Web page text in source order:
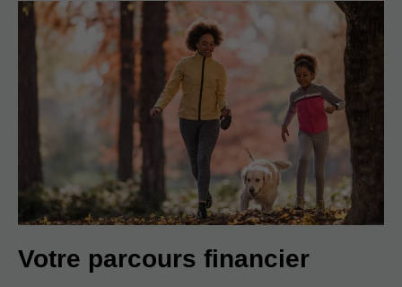
Votre parcours financier